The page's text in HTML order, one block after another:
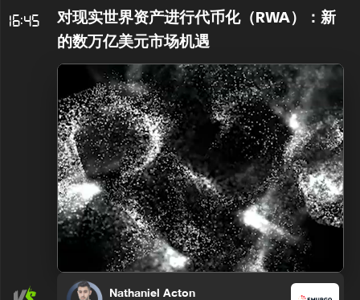
16:45
对现实世界资产进行代币化（RWA）：新
的数万亿美元市场机遇
Nathaniel Acton